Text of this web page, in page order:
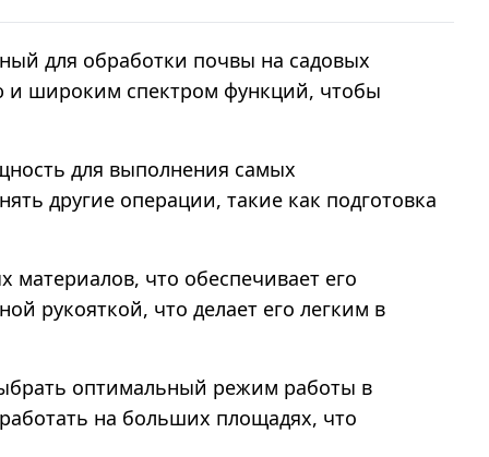
для обработки почвы на садовых
и широким спектром функций, чтобы
для выполнения самых
другие операции, такие как подготовка
что обеспечивает его
рукояткой, что делает его легким в
оптимальный режим работы в
на больших площадях, что